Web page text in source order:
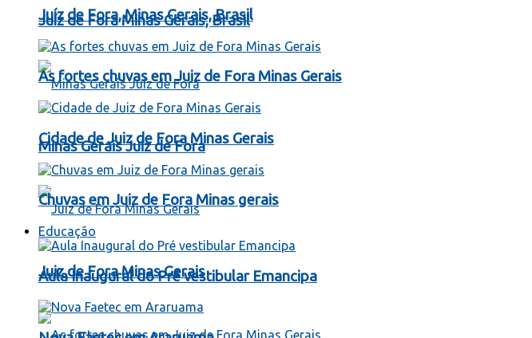
Juíz de Fora Minas Gerais, Brasil
Minas Gerais Juiz de Fora
Juiz de Fora Minas Gerais
Juíz de Fora, Minas Gerais, Brasil
As fortes chuvas em Juiz de Fora Minas Gerais
Cidade de Juiz de Fora Minas Gerais
Chuvas em Juiz de Fora Minas gerais
Educação
Aula Inaugural do Pré vestibular Emancipa